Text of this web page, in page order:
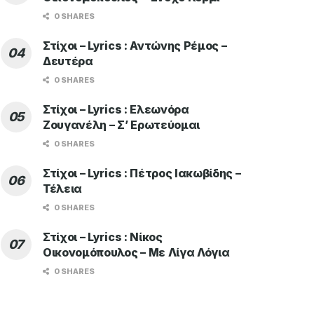
0 SHARES
Στίχοι – Lyrics : Αντώνης Ρέμος –
Δευτέρα
0 SHARES
Στίχοι – Lyrics : Ελεωνόρα
Ζουγανέλη – Σ’ Ερωτεύομαι
0 SHARES
Στίχοι – Lyrics : Πέτρος Ιακωβίδης –
Τέλεια
0 SHARES
Στίχοι – Lyrics : Νίκος
Οικονομόπουλος – Με Λίγα Λόγια
0 SHARES